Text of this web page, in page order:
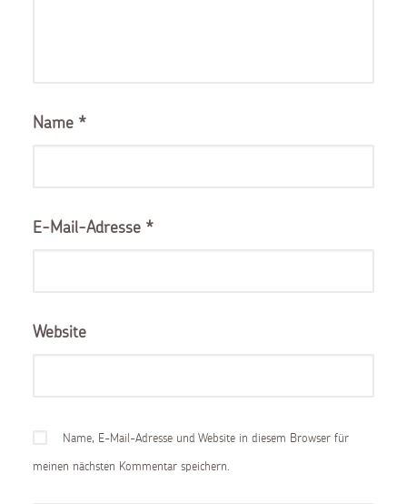
Name *
E-Mail-Adresse *
Website
Name, E-Mail-Adresse und Website in diesem Browser für
meinen nächsten Kommentar speichern.